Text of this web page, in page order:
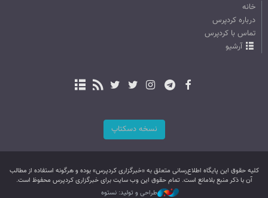
خانه
درباره کردپرس
تماس با کردپرس
آرشیو
نسخه دسکتاپ
کليه حقوق اين پایگاه اطلاع‌رسانی متعلق به «خبرگزاری کردپرس» بوده و هرگونه استفاده از مطالب
آن با ذکر منبع بلامانع است. تمام حقوق این وب سایت برای خبرگزاری کردپرس محفوظ است.
طراحی و تولید: نستوه